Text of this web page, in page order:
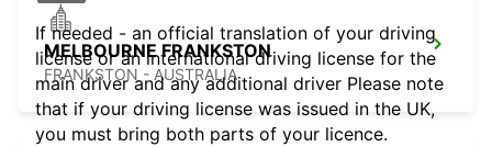
MELBOURNE FRANKSTON
FRANKSTON - AUSTRALIA
If needed - an official translation of your driving
license or an international driving license for the
main driver and any additional driver Please note
that if your driving license was issued in the UK,
you must bring both parts of your licence.